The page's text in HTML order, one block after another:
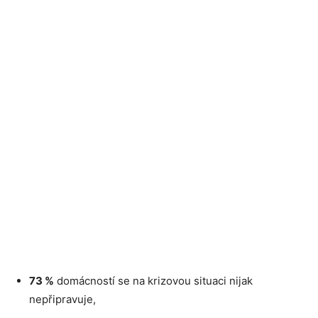
73 % domácností se na krizovou situaci nijak
nepřipravuje,